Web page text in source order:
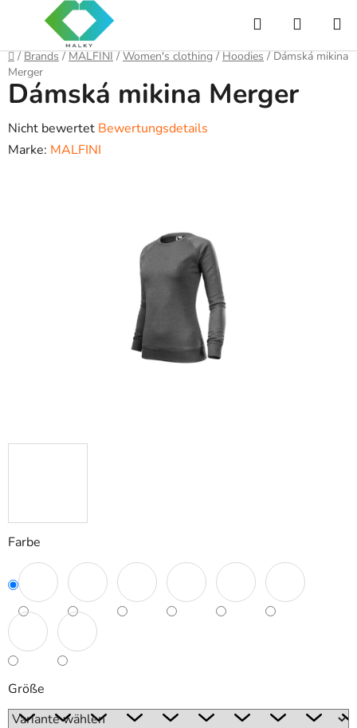
Suchen
Startseite
/ Brands / MALFINI / Women's clothing / Hoodies / Dámská mikina
Merger
Farbe
Größe
Dámská mikina Merger
Die
durchschnittliche
Nicht bewertet Bewertungsdetails
Marke: MALFINI